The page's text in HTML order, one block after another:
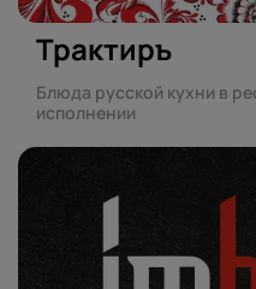
Трактиръ
Блюда русской кухни в
исполнении